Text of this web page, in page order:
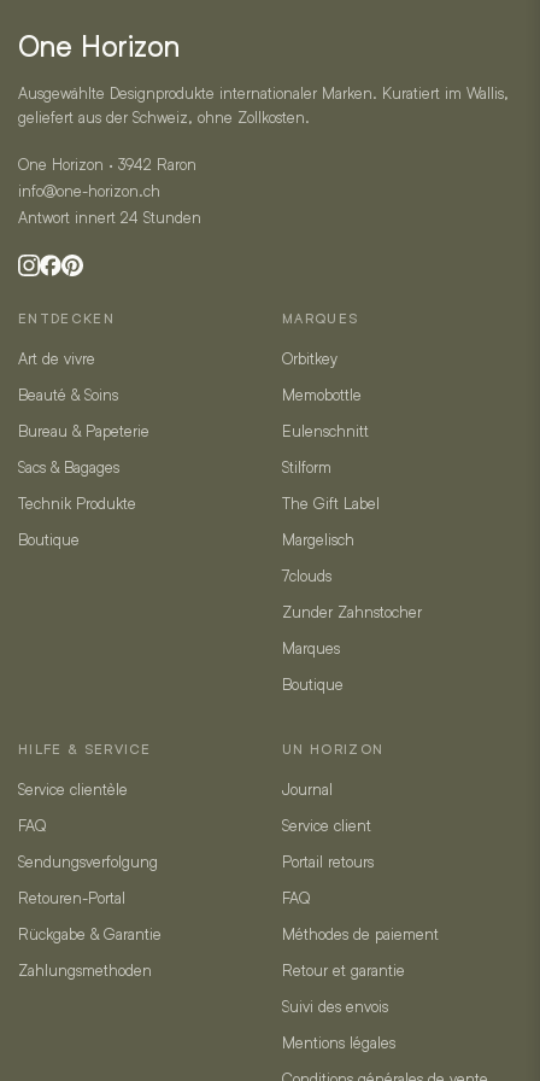
One Horizon
Ausgewählte Designprodukte internationaler Marken. Kuratiert im Wallis,
geliefert aus der Schweiz, ohne Zollkosten.
One Horizon · 3942 Raron
info@one-horizon.ch
Antwort innert 24 Stunden
ENTDECKEN
Art de vivre
Beauté & Soins
Bureau & Papeterie
Sacs & Bagages
Technik Produkte
Boutique
MARQUES
Orbitkey
Memobottle
Eulenschnitt
Stilform
The Gift Label
Margelisch
7clouds
Zunder Zahnstocher
Marques
Boutique
HILFE & SERVICE
Service clientèle
FAQ
Sendungsverfolgung
Retouren-Portal
Rückgabe & Garantie
Zahlungsmethoden
UN HORIZON
Journal
Service client
Portail retours
FAQ
Méthodes de paiement
Retour et garantie
Suivi des envois
Mentions légales